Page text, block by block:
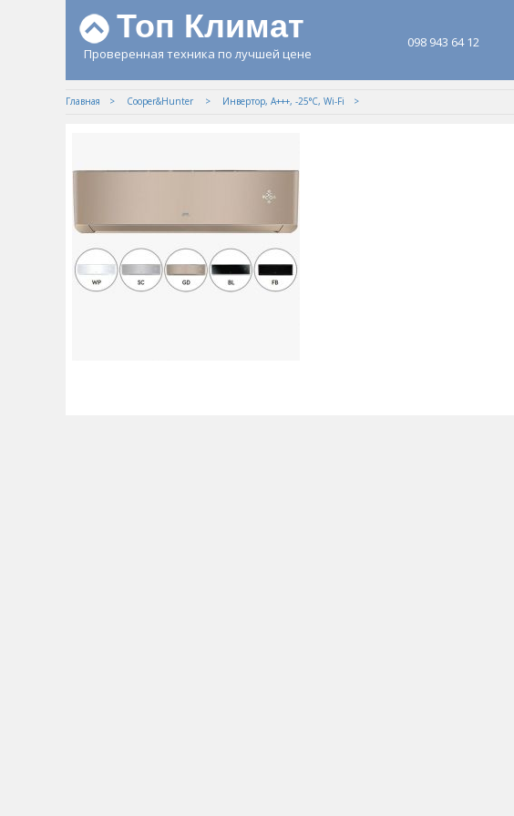
Топ Климат
Проверенная техника по лучшей цене
098 943 64 12
Главная Cooper&Hunter Инвертор, А+++, -25°С, Wi-Fi